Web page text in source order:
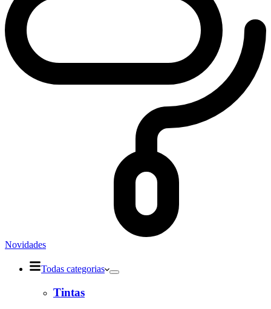
Novidades
Todas categorias
Tintas